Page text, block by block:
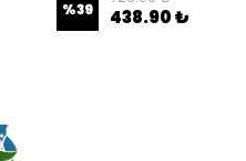
%39 438.90 ₺